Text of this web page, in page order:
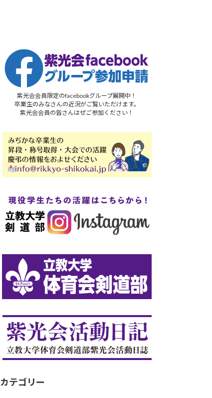
紫光会会員限定のfacebookグループ展開中！
卒業生のみなさんの近況がご覧いただけます。
紫光会会員の皆さんはぜご参加ください！
カテゴリー